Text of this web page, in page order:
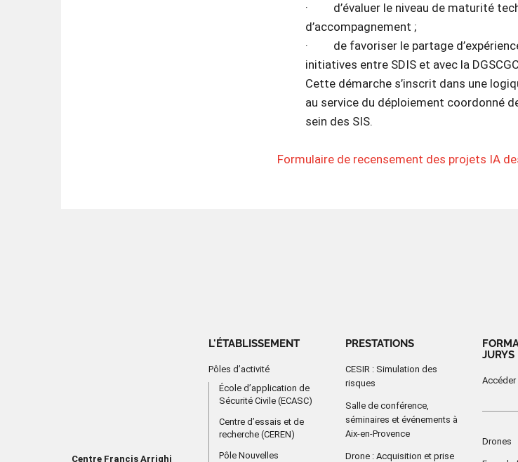
· d’évaluer le niveau de maturité
d’accompagnement ;
· de favoriser le partage
initiatives entre SDIS et avec la
Cette démarche s’inscrit dans une
au service du déploiement coordonné
sein des SIS.
Formulaire de recensement des projets IA
Centre Francis Arrighi
L'ÉTABLISSEMENT
Pôles d’activité
École d’application de
Sécurité Civile (ECASC)
Centre d’essais et de
recherche (CEREN)
Pôle Nouvelles
PRESTATIONS
CESIR : Simulation des
risques
Salle de conférence,
séminaires et événements à
Aix-en-Provence
Drone : Acquisition et prise
JURYS
Accéder
Drones